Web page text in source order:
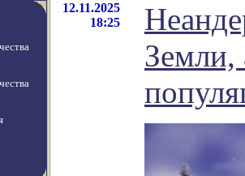
12.11.2025
18:25
Земли,